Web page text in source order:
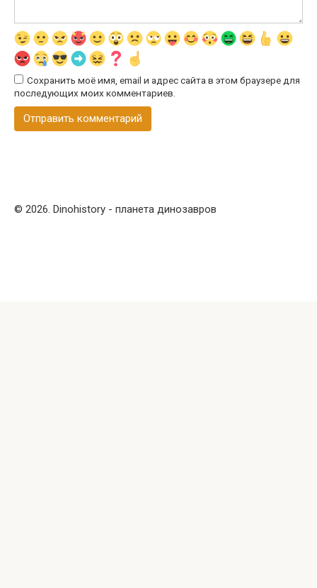
Сохранить моё имя, email и адрес сайта в этом браузере для
последующих моих комментариев.
© 2026. Dinohistory - планета динозавров